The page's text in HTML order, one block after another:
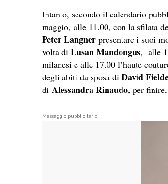
Intanto, secondo il calendario
maggio, alle 11.00, con la sfilata
Peter Langner presentare i suoi
volta di Lusan Mandongus, alle
milanesi e alle 17.00 l’haute
degli abiti da sposa di David
di Alessandra Rinaudo, per
Messaggio pubblicitario